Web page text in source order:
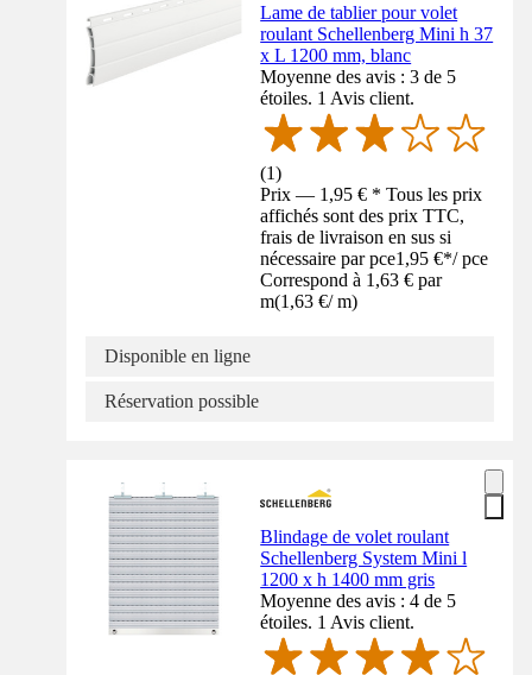
Lame de tablier pour volet
roulant Schellenberg Mini h 37
x L 1200 mm, blanc
Moyenne des avis : 3 de 5
étoiles. 1 Avis client.
(1)
Prix — 1,95 € * Tous les prix
affichés sont des prix TTC,
frais de livraison en sus si
nécessaire par pce1,95 €*/ pce
Correspond à 1,63 € par
m(1,63 €/ m)
Disponible en ligne
Réservation possible
Blindage de volet roulant
Schellenberg System Mini l
1200 x h 1400 mm gris
Moyenne des avis : 4 de 5
étoiles. 1 Avis client.